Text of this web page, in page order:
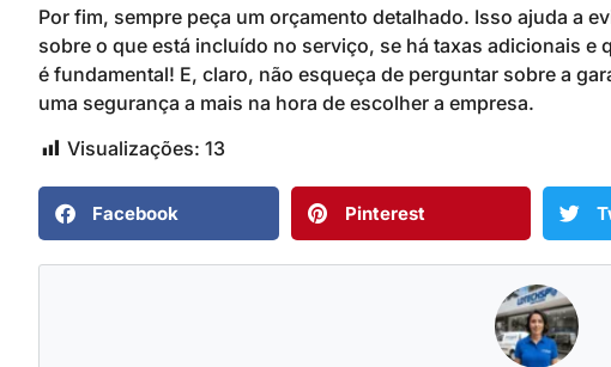
Por fim, sempre peça um orçamento detalhado. Isso ajuda a
sobre o que está incluído no serviço, se há taxas adicionais
é fundamental! E, claro, não esqueça de perguntar sobre a
uma segurança a mais na hora de escolher a empresa.
Visualizações: 13
Facebook Pinterest